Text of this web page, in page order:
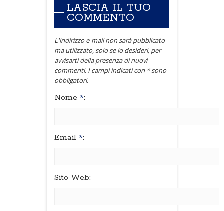
LASCIA IL TUO
COMMENTO
L'indirizzo e-mail non sarà pubblicato
ma utilizzato, solo se lo desideri, per
avvisarti della presenza di nuovi
commenti. I campi indicati con * sono
obbligatori.
Nome *:
Email *:
Sito Web: